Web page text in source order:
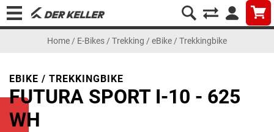
Home / E-Bikes / Trekking / eBike / Trekkingbike
EBIKE / TREKKINGBIKE
FUTURA SPORT I-10 - 625
WH